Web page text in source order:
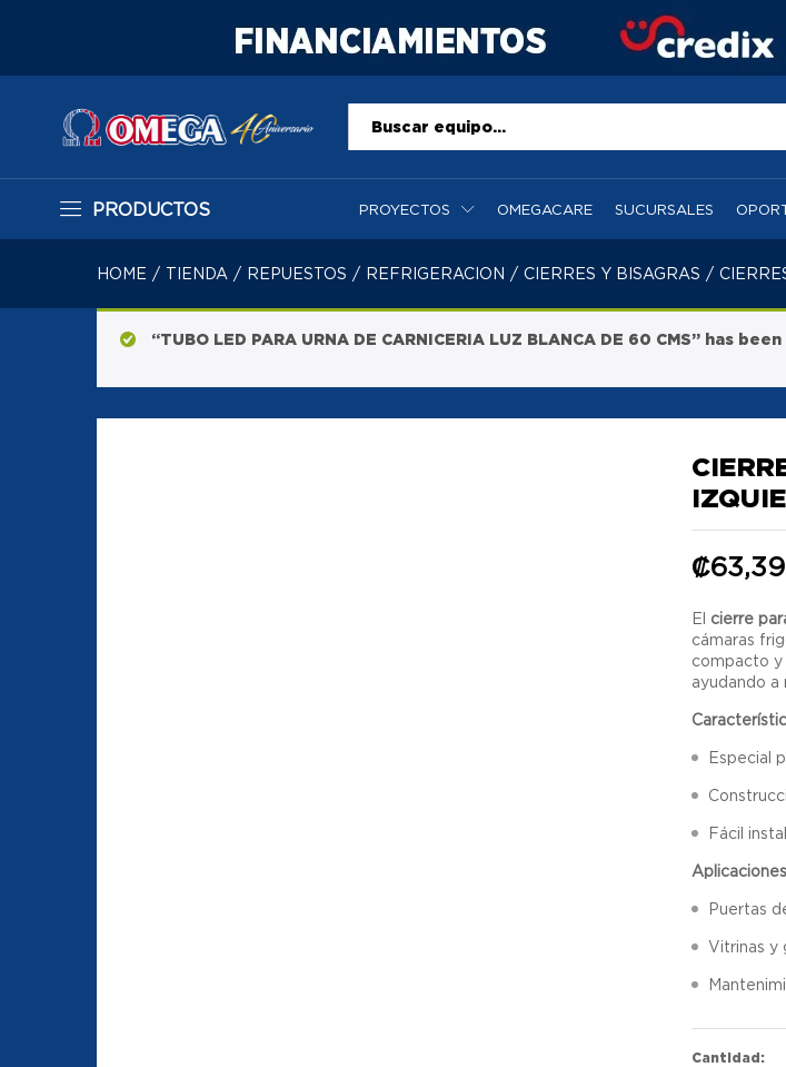
Todo
PRODUCTOS
HERRAMIENTAS PARA
PROYECTOS OMEGACARE SUCURSALES
HOME / TIENDA / REPUESTOS / REFRIGERACION / CIERRES Y BISAGRAS /
“TUBO LED PARA URNA DE CARNICERIA LUZ BLANCA DE 60 CMS” has
₡
El cierre
cámaras
compacto y
ayudando a
Especial
Fácil
Puertas
Vitrinas y
Cantidad: